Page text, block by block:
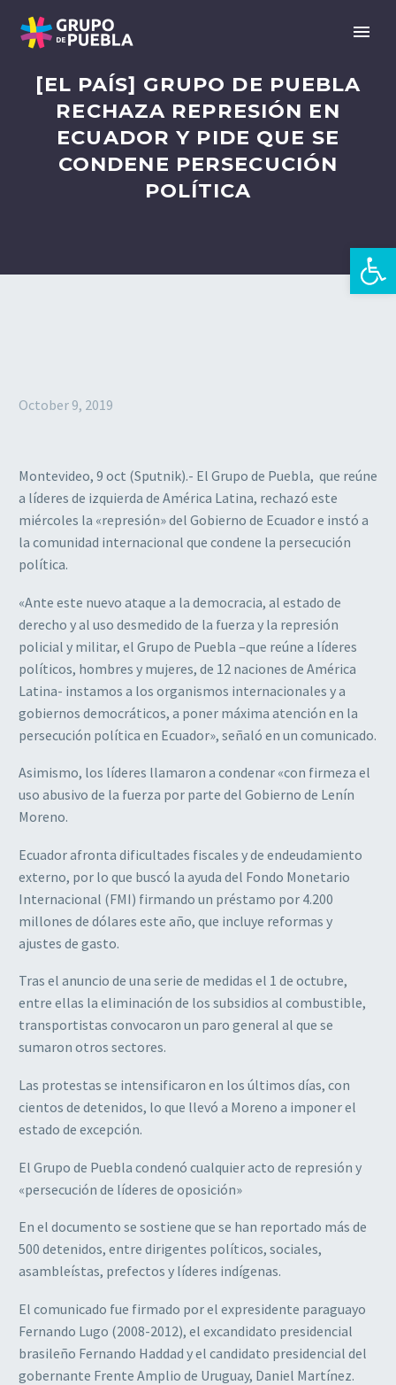
[EL PAÍS] GRUPO DE PUEBLA
RECHAZA REPRESIÓN EN
ECUADOR Y PIDE QUE SE
CONDENE PERSECUCIÓN
POLÍTICA
October 9, 2019
Montevideo, 9 oct (Sputnik).- El Grupo de Puebla, que reúne
a líderes de izquierda de América Latina, rechazó este
miércoles la «represión» del Gobierno de Ecuador e instó a
la comunidad internacional que condene la persecución
política.
«Ante este nuevo ataque a la democracia, al estado de
derecho y al uso desmedido de la fuerza y la represión
policial y militar, el Grupo de Puebla –que reúne a líderes
políticos, hombres y mujeres, de 12 naciones de América
Latina- instamos a los organismos internacionales y a
gobiernos democráticos, a poner máxima atención en la
persecución política en Ecuador», señaló en un comunicado.
Asimismo, los líderes llamaron a condenar «con firmeza el
uso abusivo de la fuerza por parte del Gobierno de Lenín
Moreno.
Ecuador afronta dificultades fiscales y de endeudamiento
externo, por lo que buscó la ayuda del Fondo Monetario
Internacional (FMI) firmando un préstamo por 4.200
millones de dólares este año, que incluye reformas y
ajustes de gasto.
Tras el anuncio de una serie de medidas el 1 de octubre,
entre ellas la eliminación de los subsidios al combustible,
transportistas convocaron un paro general al que se
sumaron otros sectores.
Las protestas se intensificaron en los últimos días, con
cientos de detenidos, lo que llevó a Moreno a imponer el
estado de excepción.
El Grupo de Puebla condenó cualquier acto de represión y
«persecución de líderes de oposición»
En el documento se sostiene que se han reportado más de
500 detenidos, entre dirigentes políticos, sociales,
asambleístas, prefectos y líderes indígenas.
El comunicado fue firmado por el expresidente paraguayo
Fernando Lugo (2008-2012), el excandidato presidencial
brasileño Fernando Haddad y el candidato presidencial del
gobernante Frente Amplio de Uruguay, Daniel Martínez.